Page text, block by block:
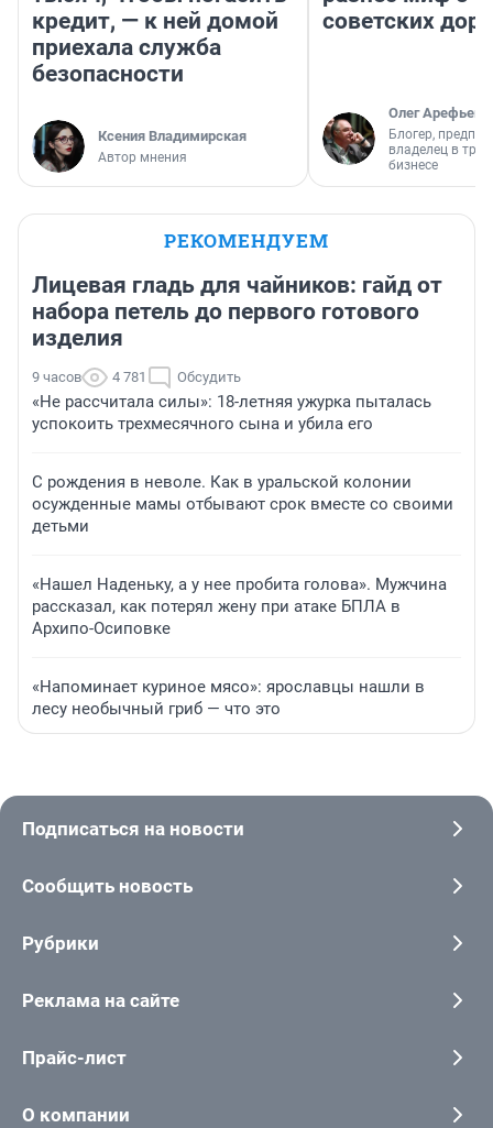
кредит, — к ней домой
приехала служба
безопасности
Ксения Владимирская
Автор мнения
советских
Олег Арефьев
Блогер,
владелец в
бизнесе
РЕКОМЕНДУЕМ
Лицевая гладь для чайников: гайд от
набора петель до первого готового
изделия
9 часов 4 781 Обсудить
«Не рассчитала силы»: 18-летняя ужурка пыталась
успокоить трехмесячного сына и убила его
С рождения в неволе. Как в уральской колонии
осужденные мамы отбывают срок вместе со своими
детьми
«Нашел Наденьку, а у нее пробита голова». Мужчина
рассказал, как потерял жену при атаке БПЛА в
Архипо-Осиповке
«Напоминает куриное мясо»: ярославцы нашли в
лесу необычный гриб — что это
Подписаться на новости
Сообщить новость
Рубрики
Реклама на сайте
Прайс-лист
О компании